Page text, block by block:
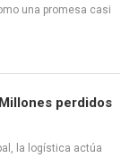
una promesa casi
perdidos
la logística actúa